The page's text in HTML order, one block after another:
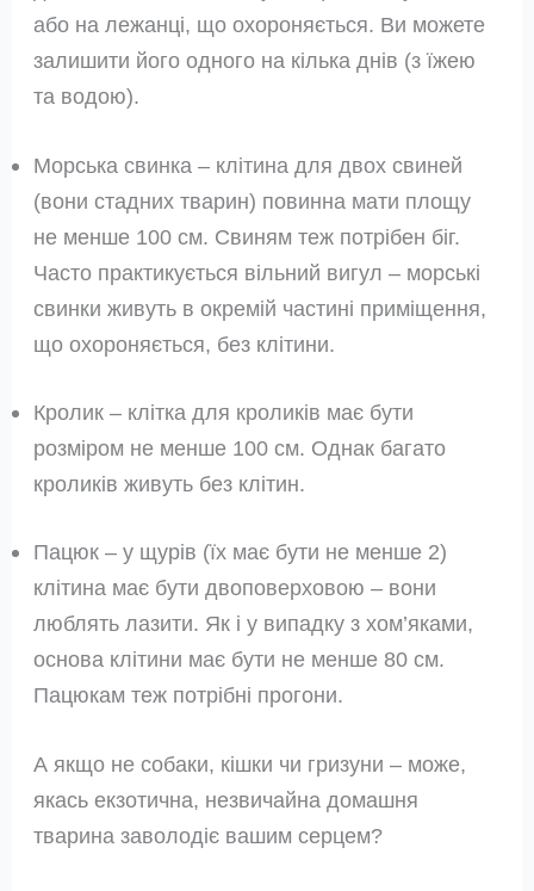
або на лежанці, що охороняється. Ви можете
залишити його одного на кілька днів (з їжею
та водою).
Морська свинка – клітина для двох свиней
(вони стадних тварин) повинна мати площу
не менше 100 см. Свиням теж потрібен біг.
Часто практикується вільний вигул – морські
свинки живуть в окремій частині приміщення,
що охороняється, без клітини.
Кролик – клітка для кроликів має бути
розміром не менше 100 см. Однак багато
кроликів живуть без клітин.
Пацюк – у щурів (їх має бути не менше 2)
клітина має бути двоповерховою – вони
люблять лазити. Як і у випадку з хом’яками,
основа клітини має бути не менше 80 см.
Пацюкам теж потрібні прогони.
А якщо не собаки, кішки чи гризуни – може,
якась екзотична, незвичайна домашня
тварина заволодіє вашим серцем?